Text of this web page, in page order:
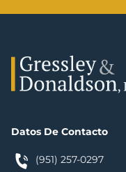
Datos De Contacto
(951) 257-0297